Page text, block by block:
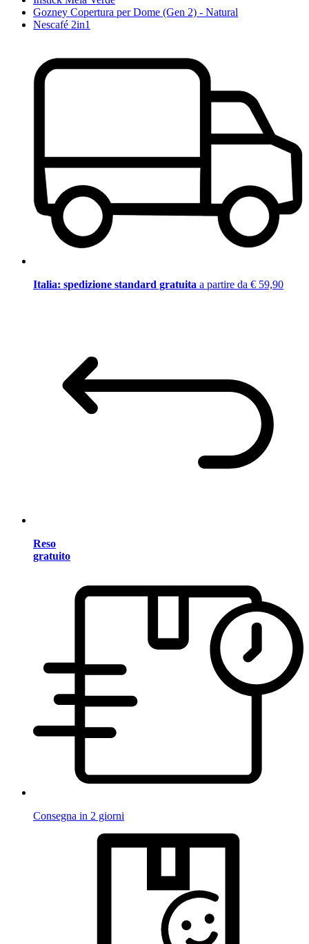
Gozney Copertura per Dome (Gen 2) - Natural
Nescafé 2in1
Italia: spedizione standard gratuita a partire da € 59,90
Reso
gratuito
Consegna in 2 giorni